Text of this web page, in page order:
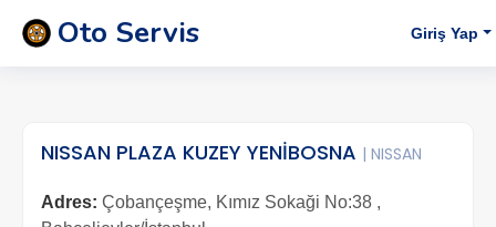
Oto Servis Giriş Yap
NISSAN PLAZA KUZEY YENİBOSNA | NISSAN
Adres: Çobançeşme, Kımız Sokaği No:38 ,